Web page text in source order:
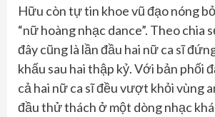
Hữu còn tự tin khoe vũ đạo nóng
“nữ hoàng nhạc dance”. Theo chia
đây cũng là lần đầu hai nữ ca sĩ
khấu sau hai thập kỷ. Với bản phối
cả hai nữ ca sĩ đều vượt khỏi vùng
đầu thử thách ở một dòng nhạc